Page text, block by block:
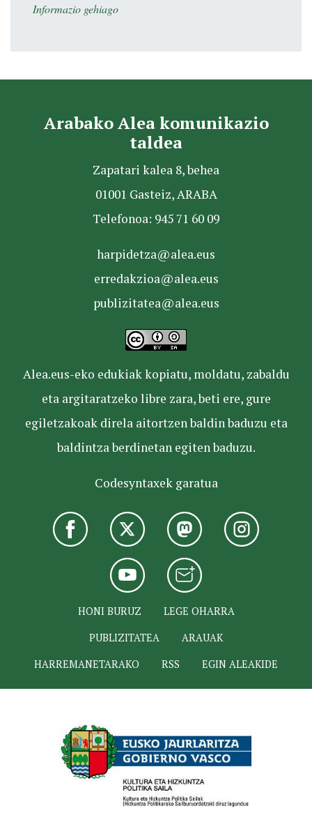
Informazio gehiago
Arabako Alea komunikazio
taldea
Zapatari kalea 8, behea
01001 Gasteiz, ARABA
Telefonoa: 945 71 60 09
harpidetza@alea.eus
erredakzioa@alea.eus
publizitatea@alea.eus
Alea.eus-eko edukiak kopiatu, moldatu, zabaldu
eta argitaratzeko libre zara, beti ere, gure
egiletzakoak direla aitortzen baldin baduzu eta
baldintza berdinetan egiten baduzu.
Codesyntaxek garatua
HONI BURUZ
LEGE OHARRA
PUBLIZITATEA
ARAUAK
HARREMANETARAKO
RSS EGIN ALEAKIDE